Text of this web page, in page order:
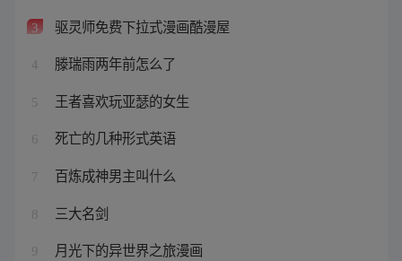
3 驱灵师免费下拉式漫画酷漫屋
4 滕瑞雨两年前怎么了
5 王者喜欢玩亚瑟的女生
6 死亡的几种形式英语
7 百炼成神男主叫什么
8 三大名剑
9 月光下的异世界之旅漫画